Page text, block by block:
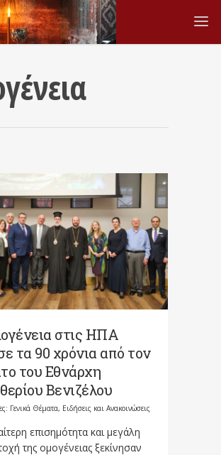
στις ΗΠΑ
τα 90 χρόνια από τον
του Εθνάρχη
Βενιζέλου
Γενικά Θέματα, Ειδήσεις και Ανακοινώσεις
επισημότητα και μεγάλη
της ομογένειας ξεκίνησαν